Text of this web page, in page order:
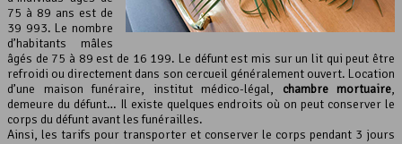
75 à 89 ans est de
39 993. Le nombre
d’habitants mâles
âgés de 75 à 89 est de 16 199. Le défunt est mis sur un lit qui peut être
refroidi ou directement dans son cercueil généralement ouvert. Location
d’une maison funéraire, institut médico-légal, chambre mortuaire,
demeure du défunt… Il existe quelques endroits où on peut conserver le
corps du défunt avant les funérailles.
Ainsi, les tarifs pour transporter et conserver le corps pendant 3 jours